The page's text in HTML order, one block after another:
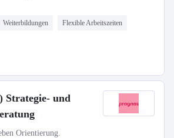
Weiterbildungen Flexible Arbeitszeiten
Strategie- und
Orientierung.